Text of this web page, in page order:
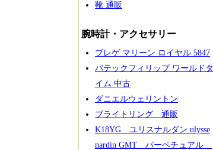
靴 通販
腕時計・アクセサリー
ブレゲ マリーン ロイヤル 5847
パテックフィリップ ワールドタ
イム 中古
ダニエルウェリントン
ブライトリング 通販
K18YG ユリスナルダン ulysse
nardin GMT パーペチュアル